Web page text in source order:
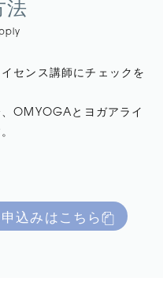
法
センス講師にチェックを
OMYOGAとヨガアライ
込みはこちら